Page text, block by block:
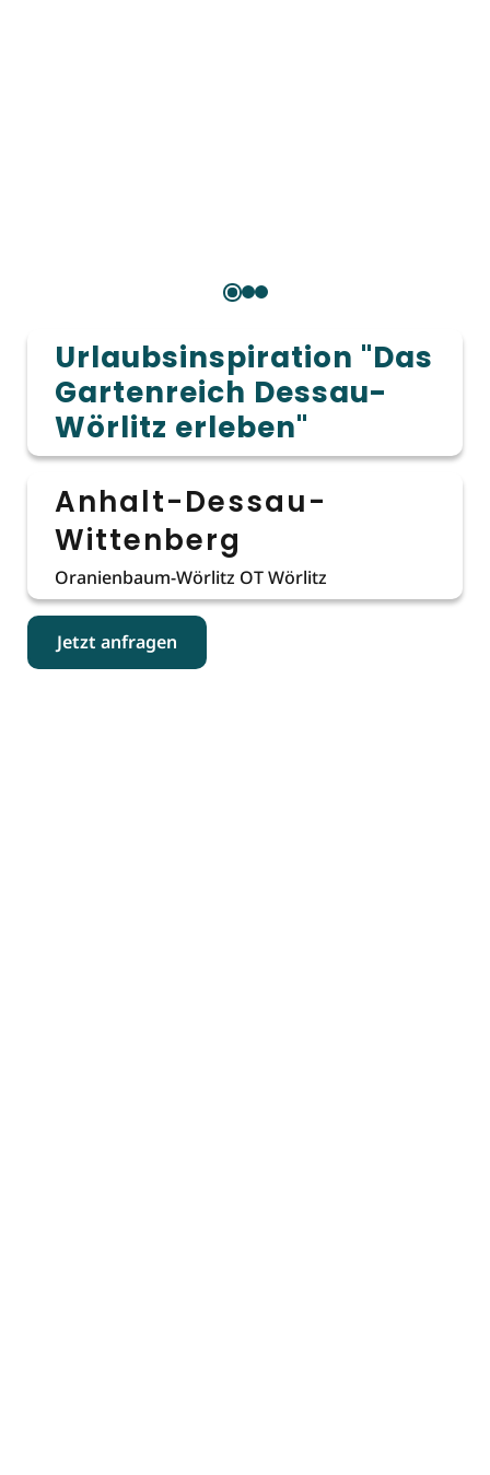
Urlaubsinspiration "Das
Gartenreich Dessau-
Wörlitz erleben"
Anhalt-Dessau-
Wittenberg
Oranienbaum-Wörlitz OT Wörlitz
Jetzt anfragen